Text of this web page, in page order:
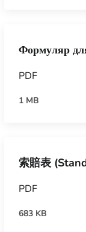
Формуляр
PDF
1 MB
索賠表
PDF
683 KB